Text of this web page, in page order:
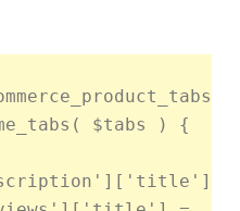
$tabs ) {